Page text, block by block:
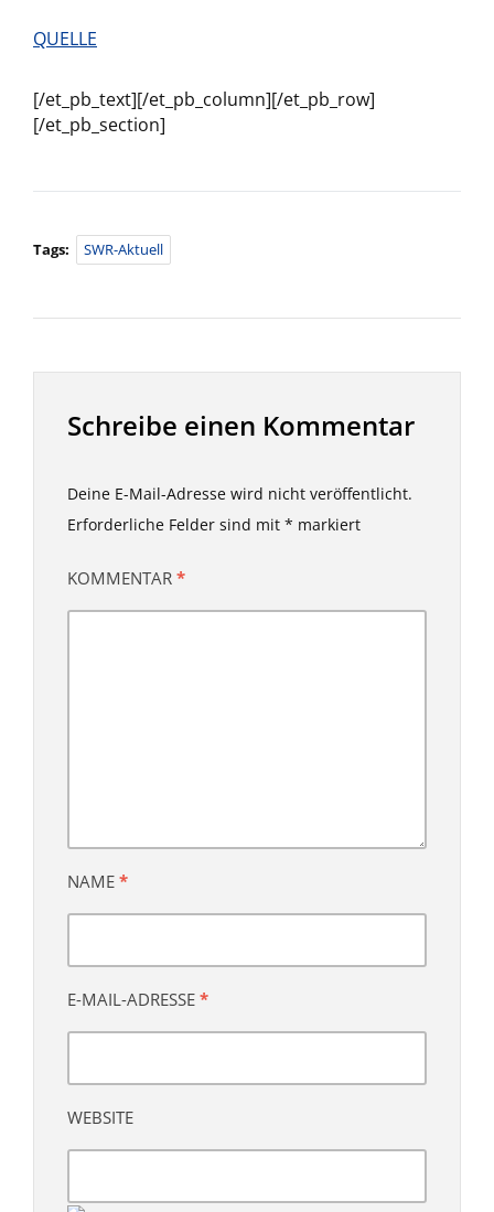
QUELLE
[/et_pb_text][/et_pb_column][/et_pb_row]
[/et_pb_section]
Tags: SWR-Aktuell
Schreibe einen Kommentar
Deine E-Mail-Adresse wird nicht veröffentlicht.
Erforderliche Felder sind mit * markiert
KOMMENTAR *
NAME *
E-MAIL-ADRESSE *
WEBSITE